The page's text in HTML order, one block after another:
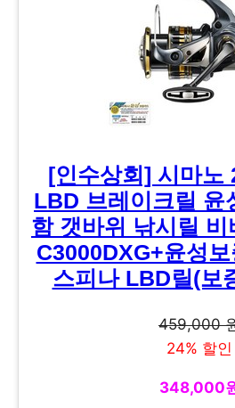
[인수상회] 시마노
LBD 브레이크릴 윤
함 갯바위 낚시릴
C3000DXG+윤성보
스피나 LBD릴(보
459,000
24% 할인
348,000